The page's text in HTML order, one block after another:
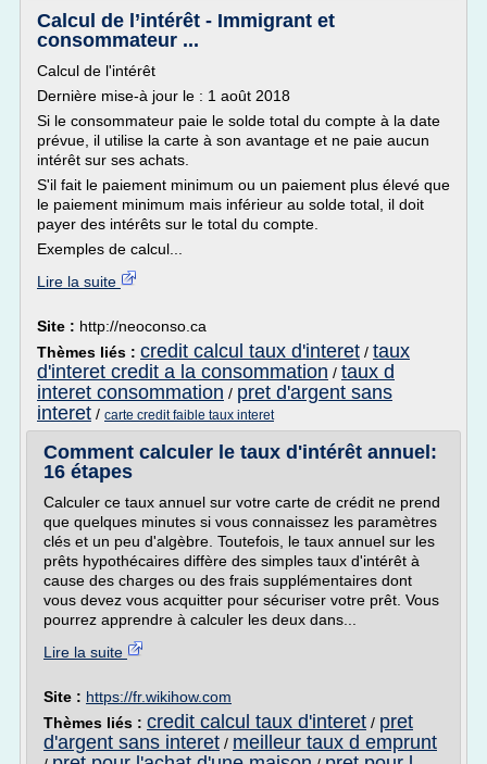
Calcul de l’intérêt - Immigrant et
consommateur ...
Calcul de l'intérêt
Dernière mise-à jour le : 1 août 2018
Si le consommateur paie le solde total du compte à la date
prévue, il utilise la carte à son avantage et ne paie aucun
intérêt sur ses achats.
S'il fait le paiement minimum ou un paiement plus élevé que
le paiement minimum mais inférieur au solde total, il doit
payer des intérêts sur le total du compte.
Exemples de calcul...
Lire la suite
Site : http://neoconso.ca
Thèmes liés : credit calcul taux d'interet / taux
d'interet credit a la consommation / taux d
interet consommation / pret d'argent sans
interet / carte credit faible taux interet
Comment calculer le taux d'intérêt annuel:
16 étapes
Calculer ce taux annuel sur votre carte de crédit ne prend
que quelques minutes si vous connaissez les paramètres
clés et un peu d'algèbre. Toutefois, le taux annuel sur les
prêts hypothécaires diffère des simples taux d'intérêt à
cause des charges ou des frais supplémentaires dont
vous devez vous acquitter pour sécuriser votre prêt. Vous
pourrez apprendre à calculer les deux dans...
Lire la suite
Site : https://fr.wikihow.com
Thèmes liés : credit calcul taux d'interet / pret
d'argent sans interet / meilleur taux d emprunt